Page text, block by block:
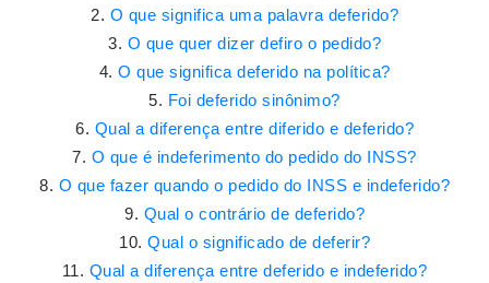
O que significa uma palavra deferido?
O que quer dizer defiro o pedido?
O que significa deferido na política?
Foi deferido sinônimo?
Qual a diferença entre diferido e deferido?
O que é indeferimento do pedido do INSS?
O que fazer quando o pedido do INSS e indeferido?
Qual o contrário de deferido?
Qual o significado de deferir?
Qual a diferença entre deferido e indeferido?